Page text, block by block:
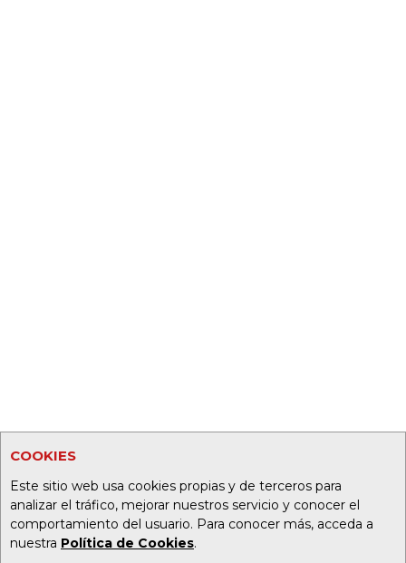
COOKIES
Este sitio web usa cookies propias y de terceros para
analizar el tráfico, mejorar nuestros servicio y conocer el
comportamiento del usuario. Para conocer más, acceda a
nuestra Política de Cookies.